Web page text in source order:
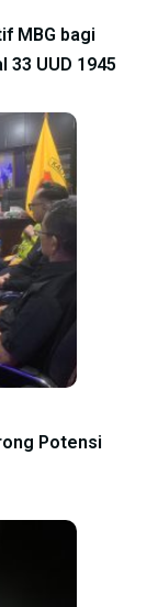
MBG bagi
33 UUD 1945
Potensi